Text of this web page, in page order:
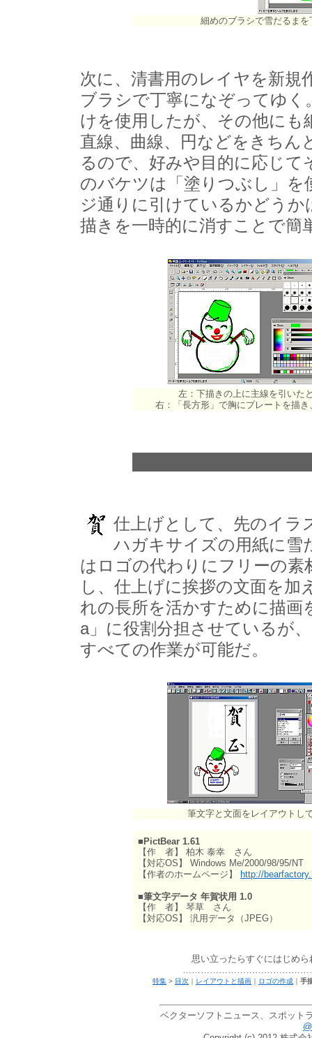
細めのブラシで雪だるま
次に、清書用のレイヤを新規
ブラシで丁寧になぞってゆ
けを使用したが、その他にも
直線、曲線、円などをきちん
るので、好みや目的に応じ
のバケツは「塗りつぶし」
ジ通りに引けているかどう
描きを一時的に消すことで簡
左：下描きの上に主線を引いた
右：「長方形」で胸にプレートを描
仕上げとして、先のイラ
ハガキサイズの用紙に雪
はロゴの代わりにフリーの素
し、仕上げに挨拶の文面を
れの長所を活かすために描画
a」に役割分担させているが
すべての作業が可能だ。
筆文字と文面をレイアウトし
■PictBear 1.61
【作 者】 柏木 泰幸 さん
【対応OS】 Windows Me/2000/98/
【作者のホームページ】
http://
■筆文字データ 年賀状用 1.0
【作 者】 琴草 さん
【対応OS】 汎用データ（JPEG）
思い立ったらすぐにはじめ
特集 > 目次 ｜ レイアウトと描画 ｜ ロゴの作成 ｜ 手
ベクターソフトニュース、スポッ